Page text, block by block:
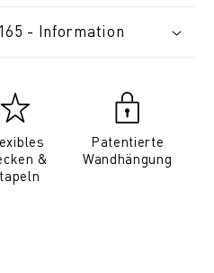
- Information
&
Patentierte
Wandhängung